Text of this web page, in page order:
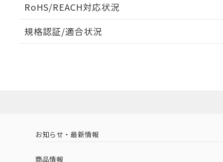
RoHS/REACH対応状況
EU RoHS 注意事項・凡例
中国 RoHS 注意事項・凡例
規格認証/適合状況
（イギリス
（ノルウェー
お知らせ・最新情報
商品情報